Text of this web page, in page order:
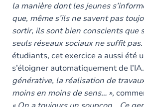
la manière dont les jeunes
que, même s’ils ne savent pas
sortir, ils sont bien conscients que
seuls réseaux sociaux ne suffit pas.
étudiants, cet exercice a aussi été
s’éloigner automatiquement de
générative, la réalisation de
moins en moins de sens… »,